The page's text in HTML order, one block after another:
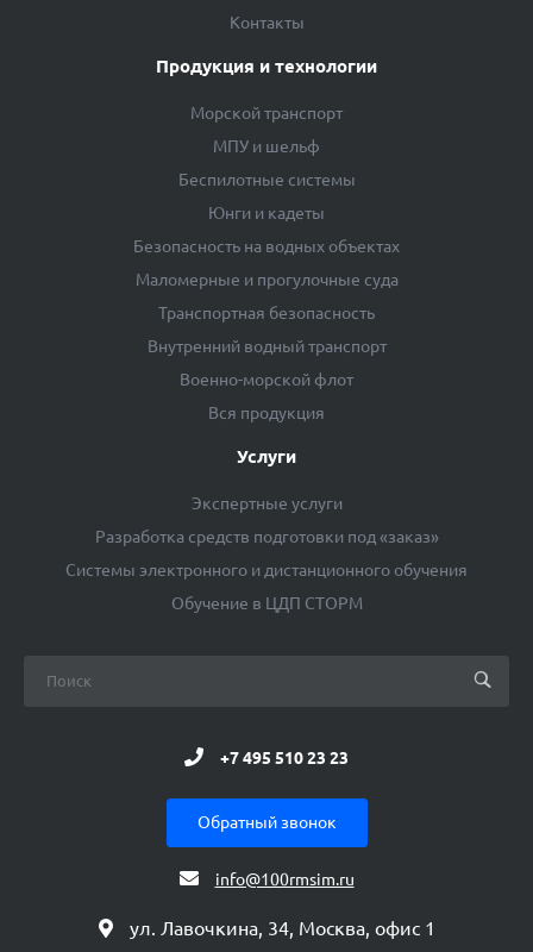
Контакты
Продукция и технологии
Морской транспорт
МПУ и шельф
Беспилотные системы
Юнги и кадеты
Безопасность на водных объектах
Маломерные и прогулочные суда
Транспортная безопасность
Внутренний водный транспорт
Военно-морской флот
Вся продукция
Услуги
Экспертные услуги
Разработка средств подготовки под «заказ»
Системы электронного и дистанционного обучения
Обучение в ЦДП СТОРМ
+7 495 510 23 23
Обратный звонок
info@100rmsim.ru
ул. Лавочкина, 34, Москва, офис 1